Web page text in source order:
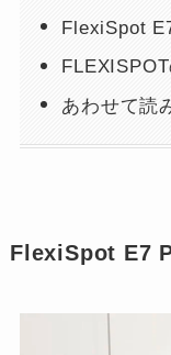
FlexiSpot
あわせて読
FlexiSpot E7